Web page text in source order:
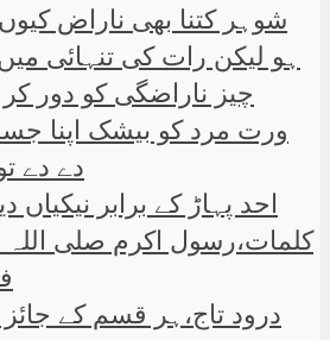
شوہر کتنا بھی ناراض
ہو لیکن رات کی تنہائی
چیز ناراضگی کو دور
ورت مرد کو بیشک اپنا
دے دے
احد پہاڑ کے برابر نیکیاں
کلمات،رسول اکرم صلی اللہ
درود تاج،ہر قسم کے